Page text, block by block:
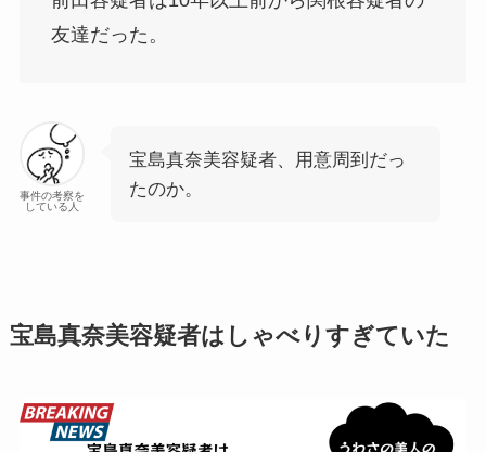
友達だった。
事件の考察を
している人
宝島真奈美容疑者、用意周到だっ
たのか。
宝島真奈美容疑者はしゃべりすぎていた